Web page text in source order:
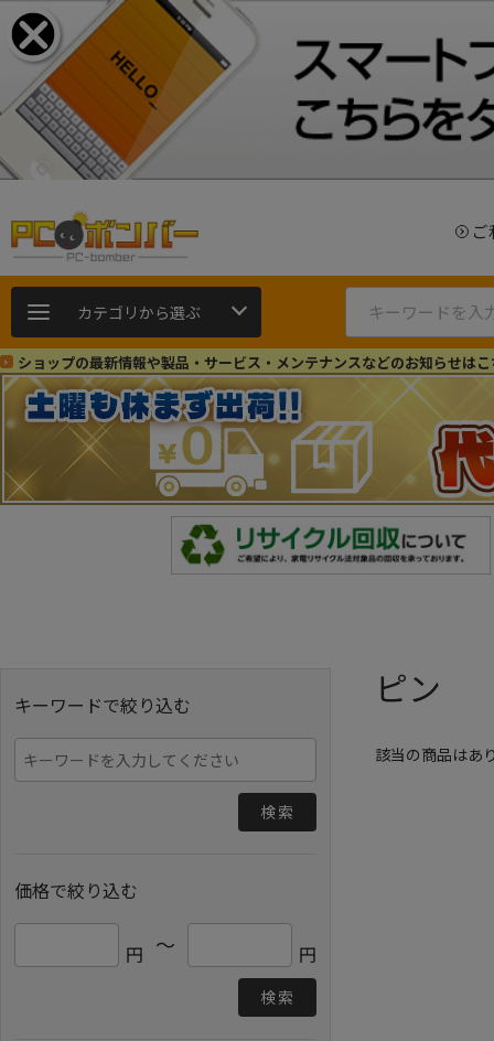
カテゴリから選ぶ
ショップの最新情報や製品・サービス・メンテナンスなどのお知らせは
キーワードで絞り込む
検索
価格で絞り込む
円 ～ 円
検索
ピン
該当の商品はあ